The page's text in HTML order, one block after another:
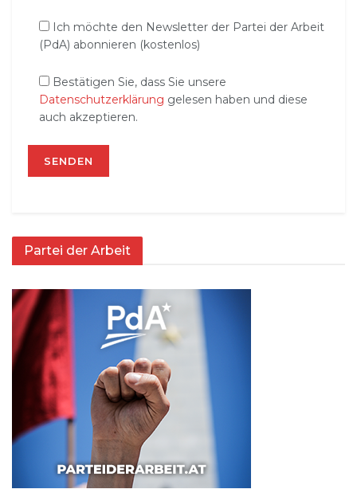
Ich möchte den Newsletter der Partei der Arbeit
(PdA) abonnieren (kostenlos)
Bestätigen Sie, dass Sie unsere
Datenschutzerklärung gelesen haben und diese
auch akzeptieren.
Partei der Arbeit